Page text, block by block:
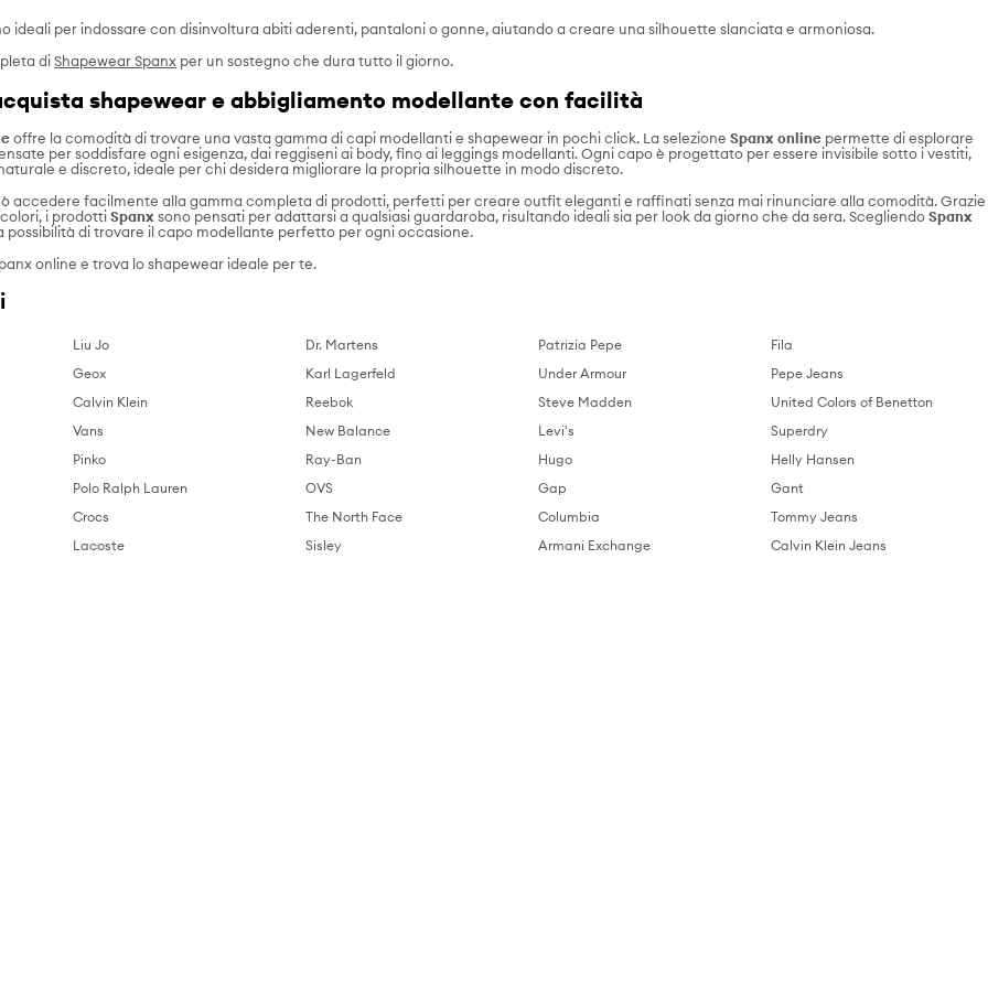
ideali per indossare con disinvoltura abiti aderenti, pantaloni o gonne, aiutando a creare una silhouette slanciata e armoniosa.
diShapewear Spanx per un sostegno che dura tutto il giorno.
shapewear e abbigliamento modellante con facilità
offre la comodità di trovare una vasta gamma di capi modellanti e shapewear in pochi click. La selezioneSpanx online permette di esplorare
per soddisfare ogni esigenza, dai reggiseni ai body, fino ai leggings modellanti. Ogni capo è progettato per essere invisibile sotto i vestiti,
e discreto, ideale per chi desidera migliorare la propria silhouette in modo discreto.
accedere facilmente alla gamma completa di prodotti, perfetti per creare outfit eleganti e raffinati senza mai rinunciare alla comodità. Grazie
i prodottiSpanxsono pensati per adattarsi a qualsiasi guardaroba, risultando ideali sia per look da giorno che da sera. ScegliendoSpanx
possibilità di trovare il capo modellante perfetto per ogni occasione.
online e trova lo shapewear ideale per te.
Liu Jo
Geox
Calvin Klein
Vans
Pinko
Polo Ralph Lauren
Crocs
Lacoste
Dr. Martens
Karl Lagerfeld
Reebok
New Balance
Ray-Ban
OVS
The North Face
Sisley
Patrizia Pepe
Under Armour
Steve Madden
Levi's
Hugo
Gap
Columbia
Armani Exchange
Fila
Pepe Jeans
United Colors of Benetton
Superdry
Helly Hansen
Gant
Tommy Jeans
Calvin Klein Jeans